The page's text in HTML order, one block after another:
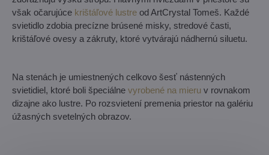
však očarujúce krištáľové lustre od ArtCrystal Tomeš. Každé
svietidlo zdobia precízne brúsené misky, stredové časti,
krištáľové ovesy a zákruty, ktoré vytvárajú nádhernú siluetu.
Na stenách je umiestnených celkovo šesť nástenných
svietidiel, ktoré boli špeciálne vyrobené na mieru v rovnakom
dizajne ako lustre. Po rozsvietení premenia priestor na galériu
úžasných svetelných obrazov.